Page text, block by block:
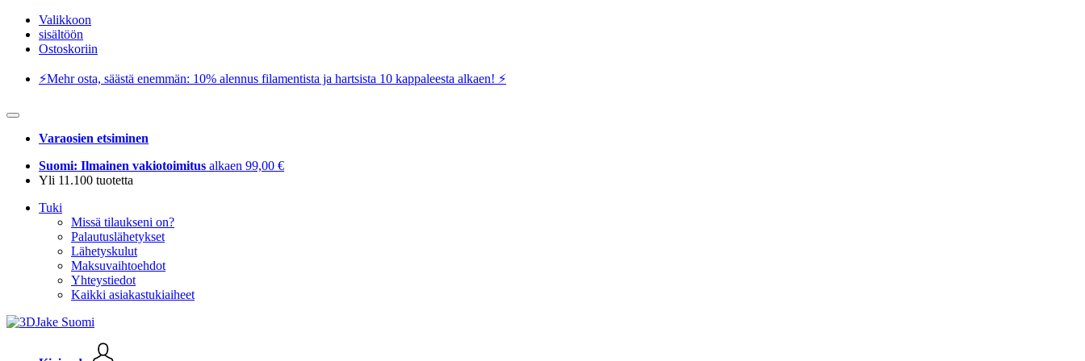
Valikkoon
sisältöön
Ostoskoriin
⚡️Mehr osta, säästä enemmän: 10% alennus filamentista ja hartsista 10 kappaleesta alkaen! ⚡️
Varaosien etsiminen
Suomi: Ilmainen vakiotoimitus alkaen 99,00 €
Yli 11.100 tuotetta
Tuki
Missä tilaukseni on?
Palautuslähetykset
Lähetyskulut
Maksuvaihtoehdot
Yhteystiedot
Kaikki asiakastukiaiheet